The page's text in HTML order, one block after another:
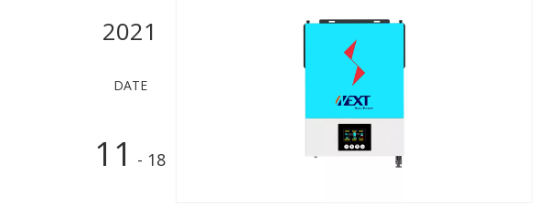
2021
DATE
11 - 18